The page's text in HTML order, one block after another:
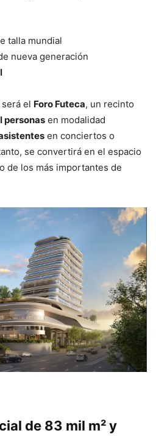
talla mundial
nueva generación
el Foro Futeca, un recinto
personas en modalidad
en conciertos o
se convertirá en el espacio
de los más importantes de
de 83 mil m² y